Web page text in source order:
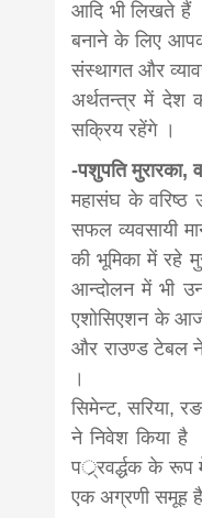
आदि भी लिखते हैं
बनाने के लिए
संस्थागत और
अर्थतन्त्र में देश
सक्रिय रहेंगे ।
-पशुपति मुरारका,
महासंघ के वरिष्ठ
सफल व्यवसायी
की भूमिका में रहे
आन्दोलन में भी
एशोसिएशन के
और राउण्ड टेबल
।
सिमेन्ट, सरिया,
ने निवेश किया है
पर््रवर्द्धक के रूप
एक अग्रणी समूह